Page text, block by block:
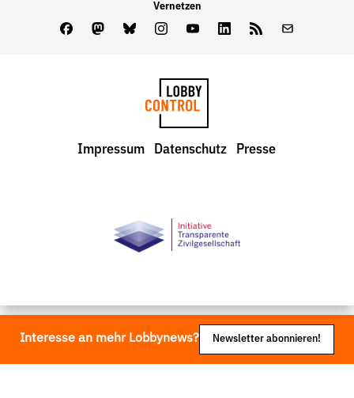
Vernetzen
FacebookMastodon
BlueskyInstagram
YoutubeLinkedInFeed
LobbyControl
Impressum Datenschutz Presse
Interesse an mehr Lobbynews? Newsletter abonnieren!